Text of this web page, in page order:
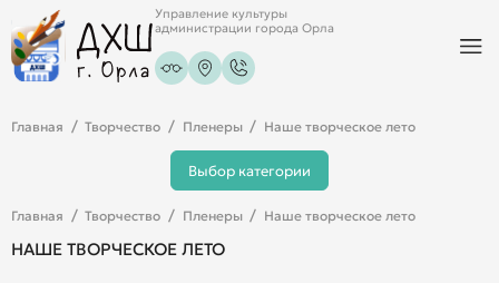
Управление культуры
администрации города Орла
Главная Творчество Пленеры Наше творческое лето
Выбор категории
Главная Творчество Пленеры Наше творческое лето
НАШЕ ТВОРЧЕСКОЕ ЛЕТО